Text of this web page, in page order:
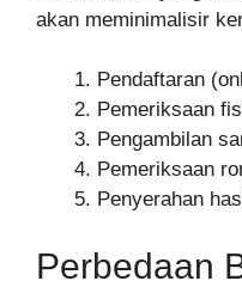
akan meminimalisir
Pendaftaran
Pemeriksaan
Pengambilan
Pemeriksaan
Penyerahan
Perbedaan